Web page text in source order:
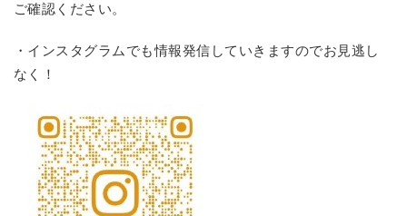
ご確認ください。
・インスタグラムでも情報発信していきますのでお見逃し
なく！